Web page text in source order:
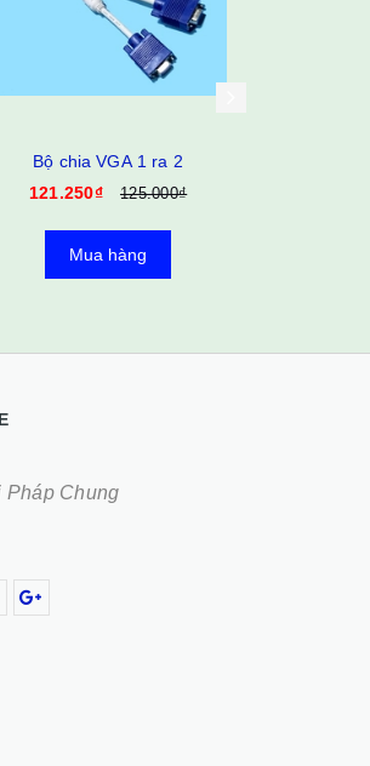
Bộ chia VGA 1 ra 2
121.250₫
125.000₫
Mua hàng
Pháp Chung